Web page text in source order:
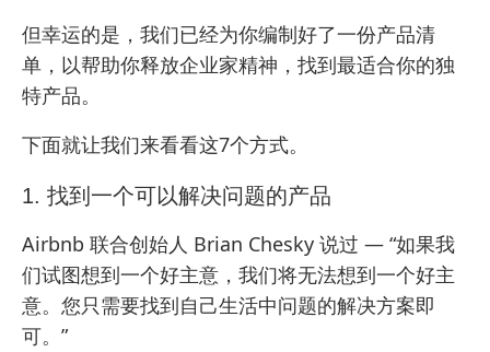
但幸运的是，我们已经为你编制好了一份产品清
单，以帮助你释放企业家精神，找到最适合你的独
特产品。
下面就让我们来看看这7个方式。
1. 找到一个可以解决问题的产品
Airbnb 联合创始人 Brian Chesky 说过 — “如果我
们试图想到一个好主意，我们将无法想到一个好主
意。您只需要找到自己生活中问题的解决方案即
可。”